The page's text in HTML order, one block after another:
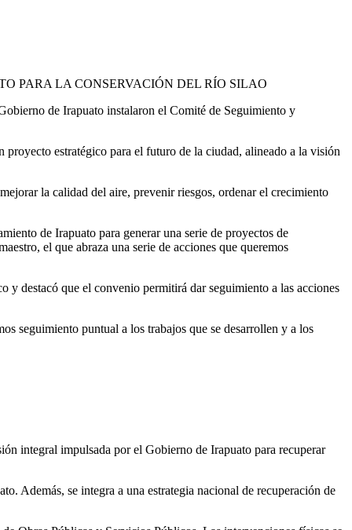
PARA LA CONSERVACIÓN DEL RÍO SILAO
de Irapuato instalaron el Comité de Seguimiento y
estratégico para el futuro de la ciudad, alineado a la visión
la calidad del aire, prevenir riesgos, ordenar el crecimiento
de Irapuato para generar una serie de proyectos de
el que abraza una serie de acciones que queremos
destacó que el convenio permitirá dar seguimiento a las acciones
seguimiento puntual a los trabajos que se desarrollen y a los
integral impulsada por el Gobierno de Irapuato para recuperar
Además, se integra a una estrategia nacional de recuperación de